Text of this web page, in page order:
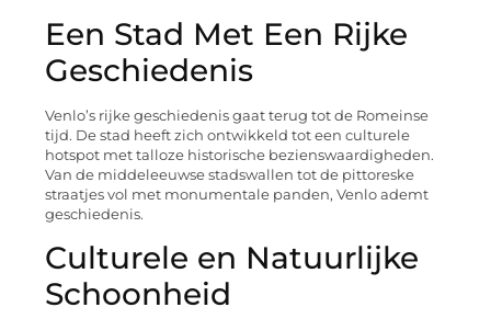
Een Stad Met Een Rijke
Geschiedenis
Venlo’s rijke geschiedenis gaat terug tot de Romeinse
tijd. De stad heeft zich ontwikkeld tot een culturele
hotspot met talloze historische bezienswaardigheden.
Van de middeleeuwse stadswallen tot de pittoreske
straatjes vol met monumentale panden, Venlo ademt
geschiedenis.
Culturele en Natuurlijke
Schoonheid